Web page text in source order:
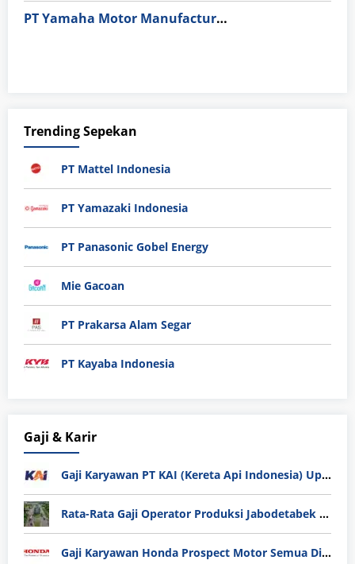
PT Yamaha Motor Manufacturing
Trending Sepekan
PT Mattel Indonesia
PT Yamazaki Indonesia
PT Panasonic Gobel Energy
Mie Gacoan
PT Prakarsa Alam Segar
PT Kayaba Indonesia
Gaji & Karir
Gaji Karyawan PT KAI (Kereta Api Indonesia) Update 2025
Rata-Rata Gaji Operator Produksi Jabodetabek 2025: Bedah Tuntas UMK, Lemburan, dan Realita Hidup Buruh
Gaji Karyawan Honda Prospect Motor Semua Divisi